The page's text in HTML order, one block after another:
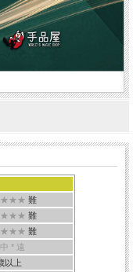
難
難
難
中 * 遠
以上